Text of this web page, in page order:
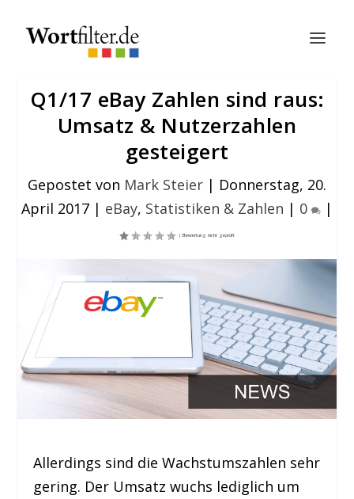
Q1/17 eBay Zahlen sind raus:
Umsatz & Nutzerzahlen
gesteigert
Gepostet von Mark Steier | Donnerstag, 20.
April 2017 | eBay, Statistiken & Zahlen | 0 |
Allerdings sind die Wachstumszahlen sehr
gering. Der Umsatz wuchs lediglich um